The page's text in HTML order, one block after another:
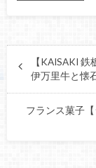
【KAISAKI
伊万里牛と懐
フランス菓子